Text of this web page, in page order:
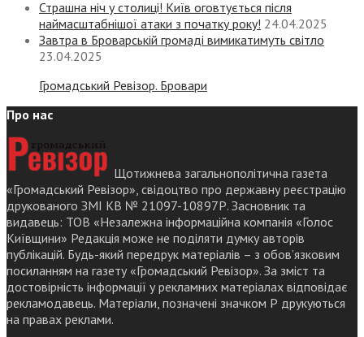
Страшна ніч у столиці! Київ оговтується після
наймасштабнішої атаки з початку року! 24.04.2025
Завтра в Броварській громаді вимикатимуть світло
23.04.2025
Громадський Ревізор. Бровари
Про нас
Щотижнева загальнополітична газета
«Громадський Ревізор», свідоцтво про державну реєстрацію
друкованого ЗМІ КВ № 21097-10897Р. Засновник та
видавець: ТОВ «Незалежна інформаційна компанія «Голос
Київщини» Редакція може не поділяти думку авторів
публікацій. Будь-який передрук матеріалів – з обов’язковим
посиланням на газету «Громадський Ревізор». За зміст та
достовірність інформації у рекламних матеріалах відповідає
рекламодавець. Матеріали, позначені значком Р друкуються
на правах реклами.